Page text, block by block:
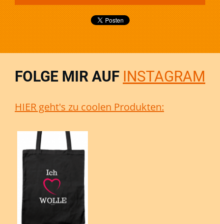
FOLGE MIR AUF INSTAGRAM
HIER geht's zu coolen Produkten: